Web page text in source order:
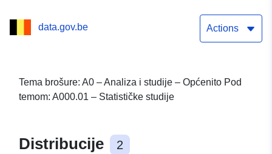
data.gov.be Actions
Tema brošure: A0 – Analiza i studije – Općenito Pod
temom: A000.01 – Statističke studije
Distribucije 2